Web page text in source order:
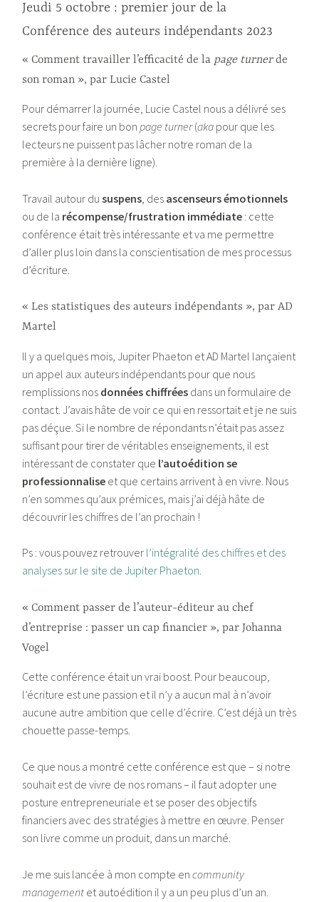
Jeudi 5 octobre : premier jour de la
Conférence des auteurs indépendants 2023
« Comment travailler l’efficacité de la page turnerde
son roman », par Lucie Castel
Pour démarrer la journée, Lucie Castel nous a délivré ses
secrets pour faire un bonpage turner(aka pour que les
lecteurs ne puissent pas lâcher notre roman de la
première à la dernière ligne).
Travail autour dususpens , des ascenseurs émotionnels
ou de la récompense/frustration immédiate : cette
conférence était très intéressante et va me permettre
d’aller plus loin dans la conscientisation de mes processus
d’écriture.
« Les statistiques des auteurs indépendants », par AD
Martel
Il y a quelques mois, Jupiter Phaeton et AD Martel lançaient
un appel aux auteurs indépendants pour que nous
remplissions nos données chiffrées dans un formulaire de
contact. J’avais hâte de voir ce qui en ressortait et je ne suis
pas déçue. Si le nombre de répondants n’était pas assez
suffisant pour tirer de véritables enseignements, il est
intéressant de constater que l’autoédition se
professionnalise et que certains arrivent à en vivre. Nous
n’en sommes qu’aux prémices, mais j’ai déjà hâte de
découvrir les chiffres de l’an prochain !
Ps : vous pouvez retrouver l’intégralité des chiffres et des
analyses sur le site de Jupiter Phaeton.
« Comment passer de l’auteur-éditeur au chef
d’entreprise : passer un cap financier », par Johanna
Vogel
Cette conférence était un vrai boost. Pour beaucoup,
l’écriture est une passion et il n’y a aucun mal à n’avoir
aucune autre ambition que celle d’écrire. C’est déjà un très
chouette passe-temps.
Ce que nous a montré cette conférence est que – si notre
souhait est de vivre de nos romans – il faut adopter une
posture entrepreneuriale et se poser des objectifs
financiers avec des stratégies à mettre en œuvre. Penser
son livre comme un produit, dans un marché.
Je me suis lancée à mon compte encommunity
management et autoédition il y a un peu plus d’un an.